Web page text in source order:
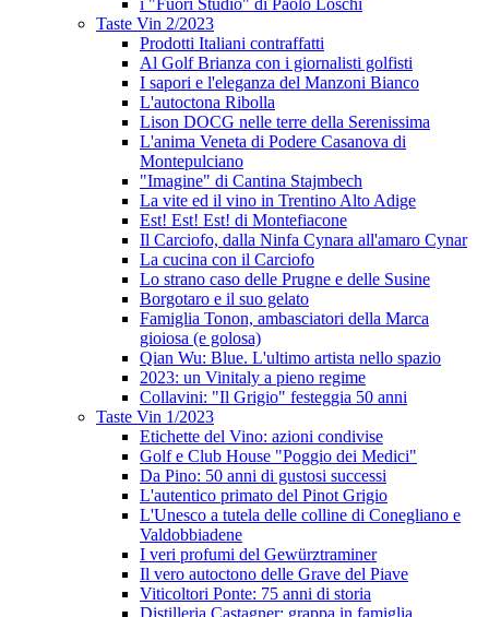
i "Fuori Studio" di Paolo Loschi
Taste Vin 2/2023
Prodotti Italiani contraffatti
Al Golf Brianza con i giornalisti golfisti
I sapori e l'eleganza del Manzoni Bianco
L'autoctona Ribolla
Lison DOCG nelle terre della Serenissima
L'anima Veneta di Podere Casanova di
Montepulciano
"Imagine" di Cantina Stajmbech
La vite ed il vino in Trentino Alto Adige
Est! Est! Est! di Montefiacone
Il Carciofo, dalla Ninfa Cynara all'amaro Cynar
La cucina con il Carciofo
Lo strano caso delle Prugne e delle Susine
Borgotaro e il suo gelato
Famiglia Tonon, ambasciatori della Marca
gioiosa (e golosa)
Qian Wu: Blue. L'ultimo artista nello spazio
2023: un Vinitaly a pieno regime
Collavini: "Il Grigio" festeggia 50 anni
Taste Vin 1/2023
Etichette del Vino: azioni condivise
Golf e Club House "Poggio dei Medici"
Da Pino: 50 anni di gustosi successi
L'autentico primato del Pinot Grigio
L'Unesco a tutela delle colline di Conegliano e
Valdobbiadene
I veri profumi del Gewürztraminer
Il vero autoctono delle Grave del Piave
Viticoltori Ponte: 75 anni di storia
Distilleria Castagner: grappa in famiglia